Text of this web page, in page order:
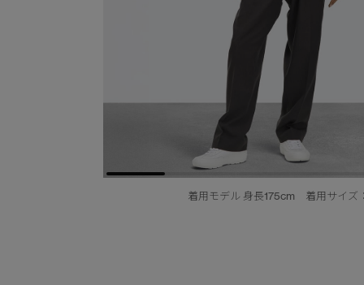
着用モデル 身長175cm 着用サイズ